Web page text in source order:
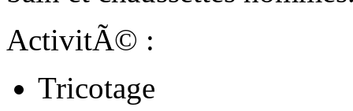
ActivitÃ© :
Tricotage